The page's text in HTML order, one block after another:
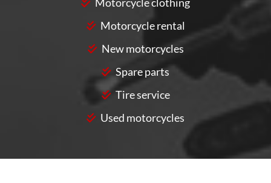
Motorcycle clothing
Motorcycle rental
New motorcycles
Spare parts
Tire service
Used motorcycles